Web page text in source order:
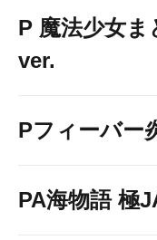
P 魔法少女
ver.
Pフィーバー
PA海物語 極